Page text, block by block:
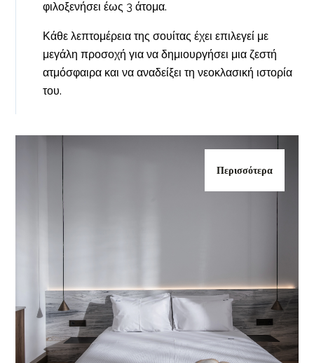
φιλοξενήσει έως 3 άτομα.
Κάθε λεπτομέρεια της σουίτας έχει επιλεγεί με
μεγάλη προσοχή για να δημιουργήσει μια ζεστή
ατμόσφαιρα και να αναδείξει τη νεοκλασική ιστορία
του.